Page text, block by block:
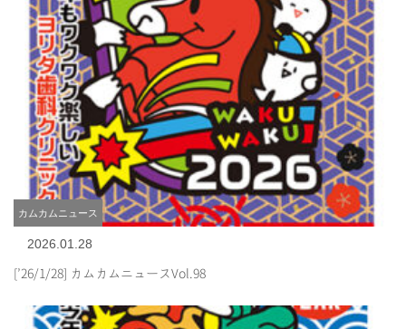
カムカムニュース
2026.01.28
[’26/1/28] カムカムニュースVol.98